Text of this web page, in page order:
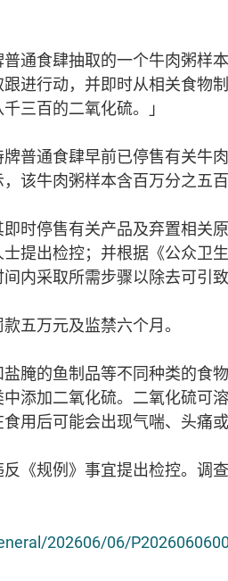
通食肆抽取的一个牛肉粥样
进行动，并即时从相关食物
三百的二氧化硫。」
普通食肆早前已停售有关牛
该牛肉粥样本含百万分之五
时停售有关产品及弃置相关
提出检控；并根据《公众卫
内采取所需步骤以除去可引
五万元及监禁六个月。
腌的鱼制品等不同种类的食
添加二氧化硫。二氧化硫可
用后可能会出现气喘、头痛或
《规例》事宜提出检控。调查
202606/06/